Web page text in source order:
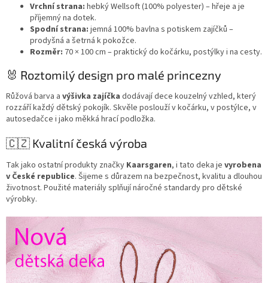
Vrchní strana: hebký Wellsoft (100% polyester) – hřeje a je
příjemný na dotek.
Spodní strana: jemná 100% bavlna s potiskem zajíčků –
prodyšná a šetrná k pokožce.
Rozměr: 70 × 100 cm – praktický do kočárku, postýlky i na cesty.
🐰 Roztomilý design pro malé princezny
Růžová barva a výšivka zajíčka dodávají dece kouzelný vzhled, který
rozzáří každý dětský pokojík. Skvěle poslouží v kočárku, v postýlce, v
autosedačce i jako měkká hrací podložka.
🇨🇿 Kvalitní česká výroba
Tak jako ostatní produkty značky Kaarsgaren, i tato deka je vyrobena
v České republice. Šijeme s důrazem na bezpečnost, kvalitu a dlouhou
životnost. Použité materiály splňují náročné standardy pro dětské
výrobky.